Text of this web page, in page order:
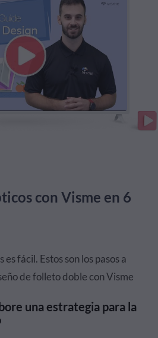
con Visme en 6
fácil. Estos son los pasos a
de folleto doble con Visme
una estrategia para la